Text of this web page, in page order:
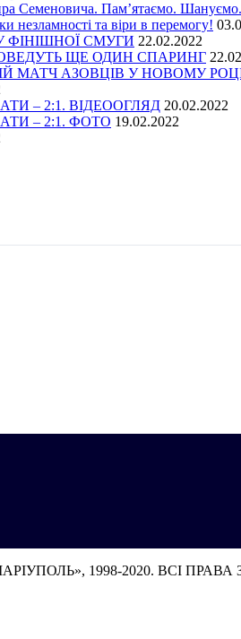
Семеновича. Пам’ятаємо. Шануємо.
незламності та віри в перемогу!
ФІНІШНОЇ СМУГИ 22.02.2022
ЩЕ ОДИН СПАРИНГ
АЗОВЦІВ У НОВОМУ РОЦІ
– 2:1. ВІДЕООГЛЯД 20.02.2022
– 2:1. ФОТО 19.02.2022
1998-2020. ВСІ